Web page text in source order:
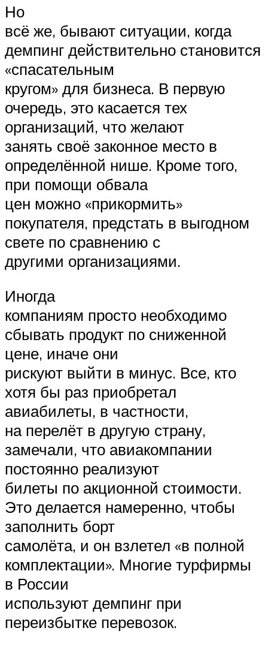
Но
всё же, бывают ситуации, когда
демпинг действительно становится
«спасательным
кругом» для бизнеса. В первую
очередь, это касается тех
организаций, что желают
занять своё законное место в
определённой нише. Кроме того,
при помощи обвала
цен можно «прикормить»
покупателя, предстать в выгодном
свете по сравнению с
другими организациями.
Иногда
компаниям просто необходимо
сбывать продукт по сниженной
цене, иначе они
рискуют выйти в минус. Все, кто
хотя бы раз приобретал
авиабилеты, в частности,
на перелёт в другую страну,
замечали, что авиакомпании
постоянно реализуют
билеты по акционной стоимости.
Это делается намеренно, чтобы
заполнить борт
самолёта, и он взлетел «в полной
комплектации». Многие турфирмы
в России
используют демпинг при
переизбытке перевозок.